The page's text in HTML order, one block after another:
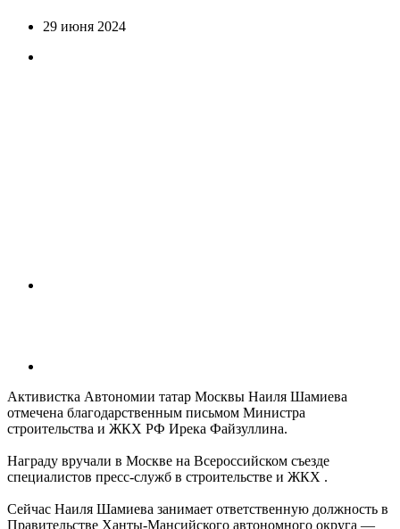
29 июня 2024
Активистка Автономии татар Москвы Наиля Шамиева
отмечена благодарственным письмом Министра
строительства и ЖКХ РФ Ирека Файзуллина.
Награду вручали в Москве на Всероссийском съезде
специалистов пресс-служб в строительстве и ЖКХ .
Сейчас Наиля Шамиева занимает ответственную должность в
Правительстве Ханты-Мансийского автономного округа —